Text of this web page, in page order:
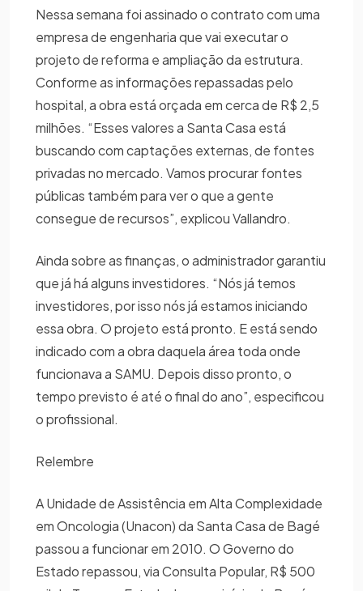
Nessa semana foi assinado o contrato com uma
empresa de engenharia que vai executar o
projeto de reforma e ampliação da estrutura.
Conforme as informações repassadas pelo
hospital, a obra está orçada em cerca de R$ 2,5
milhões. “Esses valores a Santa Casa está
buscando com captações externas, de fontes
privadas no mercado. Vamos procurar fontes
públicas também para ver o que a gente
consegue de recursos”, explicou Vallandro.
Ainda sobre as finanças, o administrador garantiu
que já há alguns investidores. “Nós já temos
investidores, por isso nós já estamos iniciando
essa obra. O projeto está pronto. E está sendo
indicado com a obra daquela área toda onde
funcionava a SAMU. Depois disso pronto, o
tempo previsto é até o final do ano”, especificou
o profissional.
Relembre
A Unidade de Assistência em Alta Complexidade
em Oncologia (Unacon) da Santa Casa de Bagé
passou a funcionar em 2010. O Governo do
Estado repassou, via Consulta Popular, R$ 500